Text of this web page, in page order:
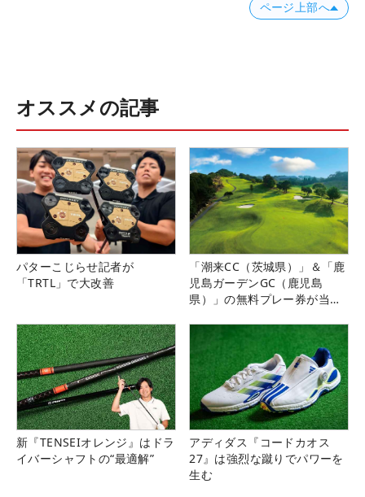
ページ上部へ
オススメの記事
パターこじらせ記者が
「TRTL」で大改善
「潮来CC（茨城県）」＆「鹿
児島ガーデンGC（鹿児島
県）」の無料プレー券が当た
新『TENSEIオレンジ』はドラ
イバーシャフトの“最適解”
アディダス『コードカオス
27』は強烈な蹴りでパワーを
生む